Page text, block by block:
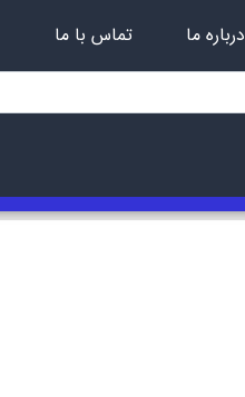
درباره ما تماس با ما